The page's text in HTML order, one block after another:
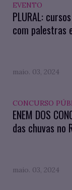
EVENTO
PLURAL:
com palestras
maio. 03, 2024
CONCURSO
ENEM DOS
das chuvas no
maio. 03, 2024